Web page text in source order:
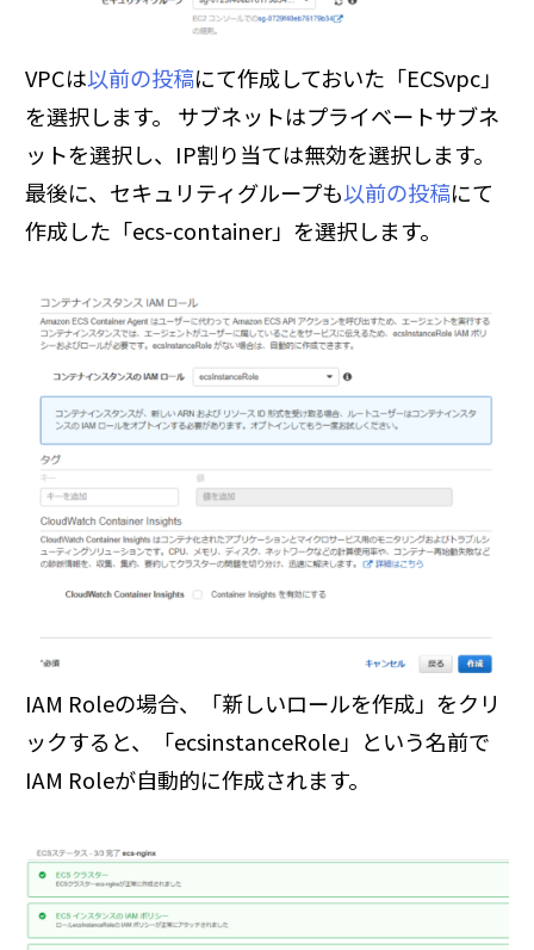
VPCは以前の投稿にて作成しておいた「ECSvpc」
を選択します。 サブネットはプライベートサブネ
ットを選択し、IP割り当ては無効を選択します。
最後に、セキュリティグループも以前の投稿にて
作成した「ecs-container」を選択します。
IAM Roleの場合、「新しいロールを作成」をクリ
ックすると、「ecsinstanceRole」という名前で
IAM Roleが自動的に作成されます。